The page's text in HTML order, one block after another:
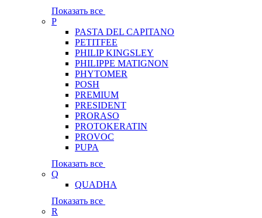
Показать все
P
PASTA DEL CAPITANO
PETITFEE
PHILIP KINGSLEY
PHILIPPE MATIGNON
PHYTOMER
POSH
PREMIUM
PRESIDENT
PRORASO
PROTOKERATIN
PROVOC
PUPA
Показать все
Q
QUADHA
Показать все
R